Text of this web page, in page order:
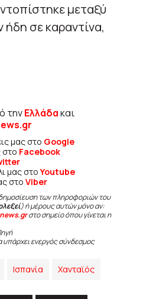
μεταξύ
σε καραντίνα,
τηνΕλλάδακαι
μας στο Google
στο Facebook
μας στοYoutube
στο Viber
των πληροφοριών του
) ή μέρους αυτών μόνο αν:
στο σημείο όπου γίνεται η
υπάρχει ενεργός σύνδεσμος
Ισπανία Χανταϊός